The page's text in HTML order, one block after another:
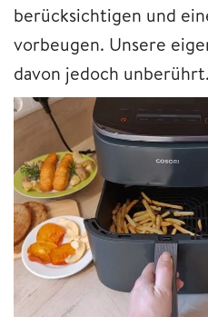
berücksichtigen und
vorbeugen. Unsere
davon jedoch unberührt.